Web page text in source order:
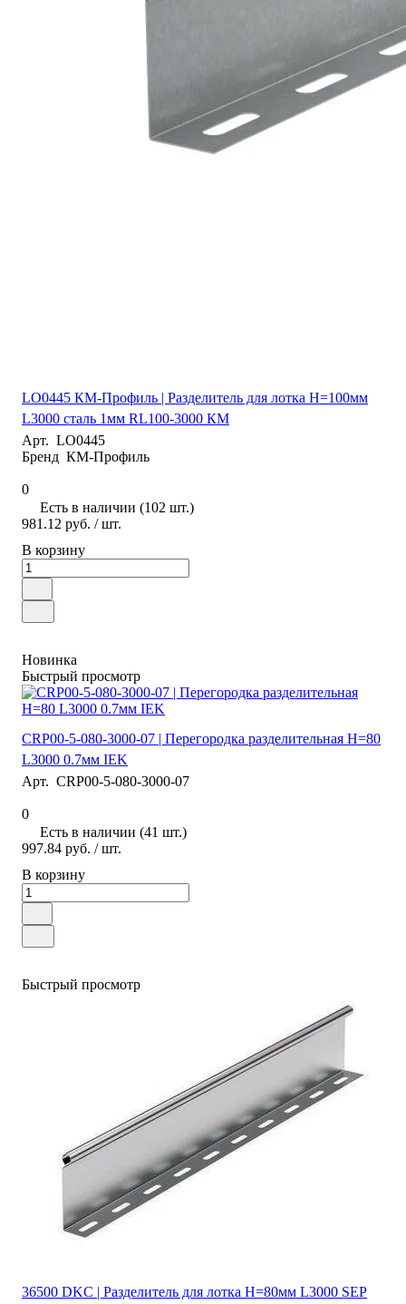
LO0445 КМ-Профиль | Разделитель для лотка H=100мм
L3000 сталь 1мм RL100-3000 КМ
Арт. LO0445
Бренд КМ-Профиль
0
Есть в наличии (102 шт.)
981.12 руб. / шт.
В корзину
Новинка
Быстрый просмотр
CRP00-5-080-3000-07 | Перегородка разделительная H=80
L3000 0.7мм IEK
Арт. CRP00-5-080-3000-07
0
Есть в наличии (41 шт.)
997.84 руб. / шт.
В корзину
Быстрый просмотр
36500 DKC | Разделитель для лотка H=80мм L3000 SEP